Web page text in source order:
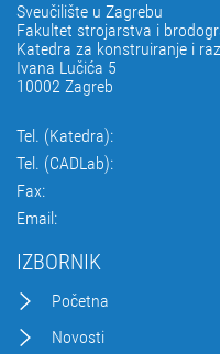
Sveučilište u Zagrebu
Fakultet strojarstva i
Katedra za konstruiranje i
Ivana Lučića 5
10002 Zagreb
Tel. (Katedra):
Tel. (CADLab):
Fax:
Email:
IZBORNIK
Početna
Novosti